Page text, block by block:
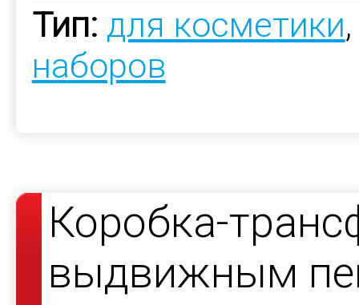
Тип: для косметики
наборов
Коробка-
выдвижным